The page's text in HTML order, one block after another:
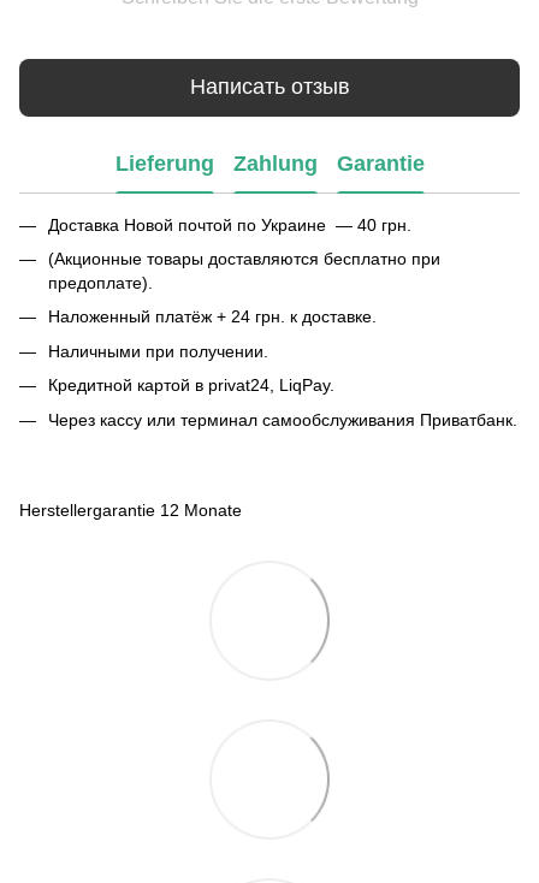
Написать отзыв
Lieferung Zahlung Garantie
Доставка Новой почтой по Украине — 40 грн.
(Акционные товары доставляются бесплатно при
предоплате).
Наложенный платёж + 24 грн. к доставке.
Наличными при получении.
Кредитной картой в privat24, LiqPay.
Через кассу или терминал самообслуживания Приватбанк.
Herstellergarantie 12 Monate